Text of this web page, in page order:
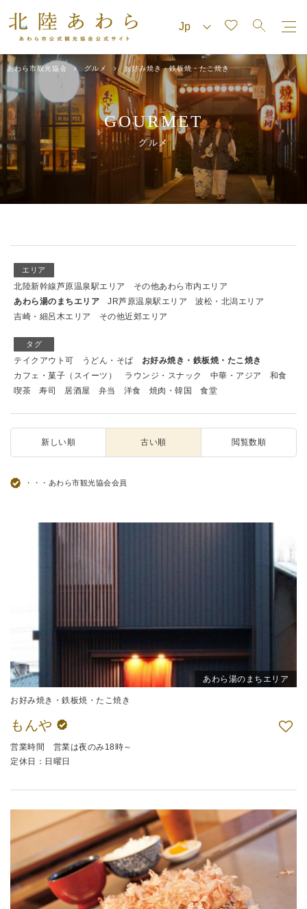
あわら市観光協会 グルメ お好み焼き・鉄板焼・たこ焼き
GOURMET
グルメ
エリア
北陸新幹線芦原温泉駅エリア
その他あわら市内エリア
あわら湯のまちエリア
JR芦原温泉駅エリア
波松・北潟エリア
吉崎・細呂木エリア
その他近郊エリア
タグ
テイクアウト可 うどん・そば
お好み焼き・鉄板焼・たこ焼き
カフェ・菓子（スイーツ）
ラウンジ・スナック 中華・アジア
和食
喫茶
寿司 居酒屋 弁当 洋食 焼肉・韓国 食堂
新しい順 古い順 閲覧数順
・・・あわら市観光協会会員
あわら湯のまちエリア
お好み焼き・鉄板焼・たこ焼き
もんや
営業時間 営業は夜のみ18時～
定休日：日曜日